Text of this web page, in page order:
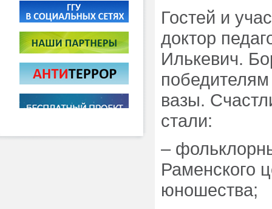
Гостей и
доктор
Илькевич.
вазы.
стали:
–
Раменского
юношества;